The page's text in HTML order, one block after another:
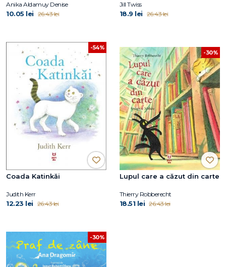
Anika Aldamuy Denise
10.05 lei 26.43 lei
Jill Twiss
18.9 lei 26.43 lei
-54%
Coada Katinkăi
Judith Kerr
12.23 lei 26.43 lei
-30%
Lupul care a căzut din carte
Thierry Robberecht
18.51 lei 26.43 lei
-30%